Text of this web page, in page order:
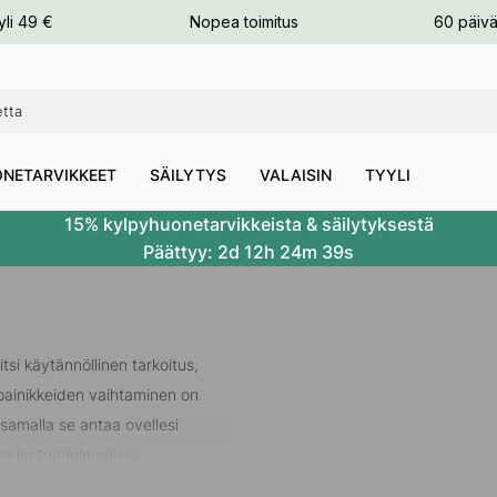
49 € Nopea toimitus 60
SÄILYTYS VALAISIN TYYLI
15% kylpyhuonetarvikkeista & säilytyksestä
Päättyy: 2d 12h 24m 38s
käytännöllinen tarkoitus,
vaihtaminen on
se antaa ovellesi